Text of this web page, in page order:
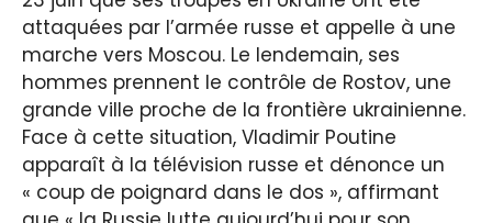
attaquées par l’armée russe et appelle à une
marche vers Moscou. Le lendemain, ses
hommes prennent le contrôle de Rostov, une
grande ville proche de la frontière ukrainienne.
Face à cette situation, Vladimir Poutine
apparaît à la télévision russe et dénonce un
« coup de poignard dans le dos », affirmant